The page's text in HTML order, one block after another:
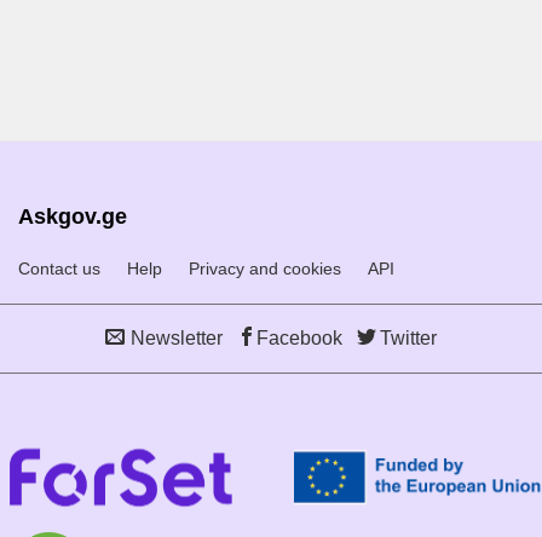
Askgov.ge
Contact us Help Privacy and cookies API
Newsletter Facebook Twitter